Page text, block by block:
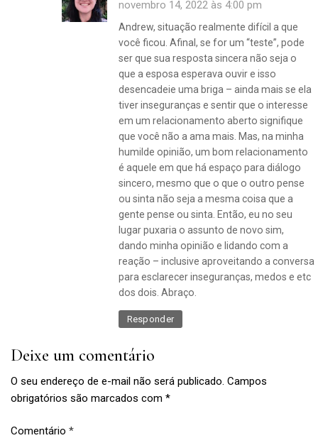
novembro 14, 2022 às 4:00 pm
Andrew, situação realmente difícil a que
você ficou. Afinal, se for um “teste”, pode
ser que sua resposta sincera não seja o
que a esposa esperava ouvir e isso
desencadeie uma briga – ainda mais se ela
tiver inseguranças e sentir que o interesse
em um relacionamento aberto signifique
que você não a ama mais. Mas, na minha
humilde opinião, um bom relacionamento
é aquele em que há espaço para diálogo
sincero, mesmo que o que o outro pense
ou sinta não seja a mesma coisa que a
gente pense ou sinta. Então, eu no seu
lugar puxaria o assunto de novo sim,
dando minha opinião e lidando com a
reação – inclusive aproveitando a conversa
para esclarecer inseguranças, medos e etc
dos dois. Abraço.
Responder
Deixe um comentário
O seu endereço de e-mail não será publicado. Campos
obrigatórios são marcados com *
Comentário *